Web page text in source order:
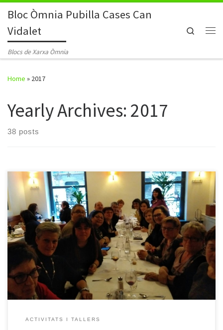
Skip to content
Bloc Òmnia Pubilla Cases Can
Vidalet
Blocs de Xarxa Òmnia
Search
Home » 2017
Yearly Archives: 2017
38 posts
Aquesta setmana hem realitzat la darrera sortida de l’Any, tot fent
una ruta per Barcelona i descobrint l’arquitectura modernista
d’aquesta gran ciutat. El nostre passeig va començar a la Sagrada
Família, vam passar per la Casa de les 3 Punxes, i baixant Passeig
de Gràcia vam veure la Pedrera, la […]
ACTIVITATS I TALLERS